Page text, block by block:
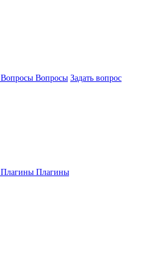
Вопросы Вопросы Задать вопрос
Плагины Плагины